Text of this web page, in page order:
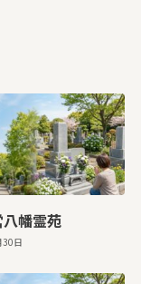
幡霊苑
日